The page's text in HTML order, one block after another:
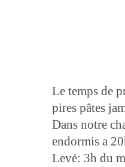
Le temps de
pires pâtes
Dans notre
endormis a
Levé: 3h du